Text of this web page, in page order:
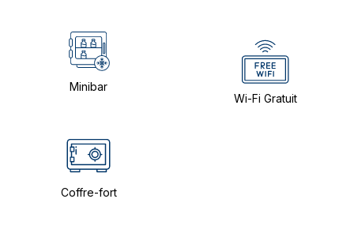
Minibar
Wi-Fi Gratuit
Coffre-fort